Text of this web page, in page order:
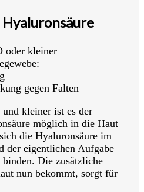
oder kleiner
gegen Falten
kleiner ist es der
möglich in die Haut
die Hyaluronsäure im
der eigentlichen Aufgabe
binden. Die zusätzliche
nun bekommt, sorgt für